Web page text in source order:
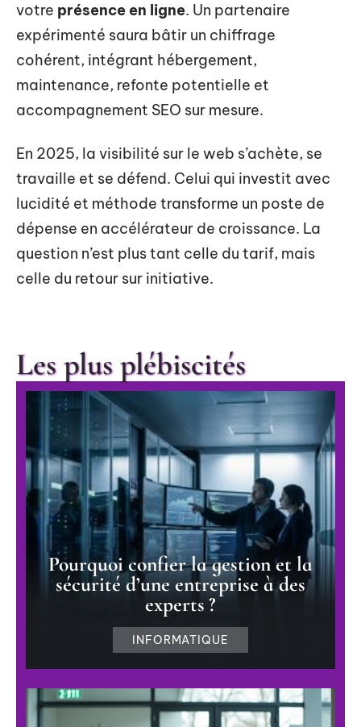
votre présence en ligne. Un partenaire
expérimenté saura bâtir un chiffrage
cohérent, intégrant hébergement,
maintenance, refonte potentielle et
accompagnement SEO sur mesure.
En 2025, la visibilité sur le web s’achète, se
travaille et se défend. Celui qui investit avec
lucidité et méthode transforme un poste de
dépense en accélérateur de croissance. La
question n’est plus tant celle du tarif, mais
celle du retour sur initiative.
Les plus plébiscités
Pourquoi confier la gestion et la
sécurité d’une entreprise à des
experts ?
INFORMATIQUE